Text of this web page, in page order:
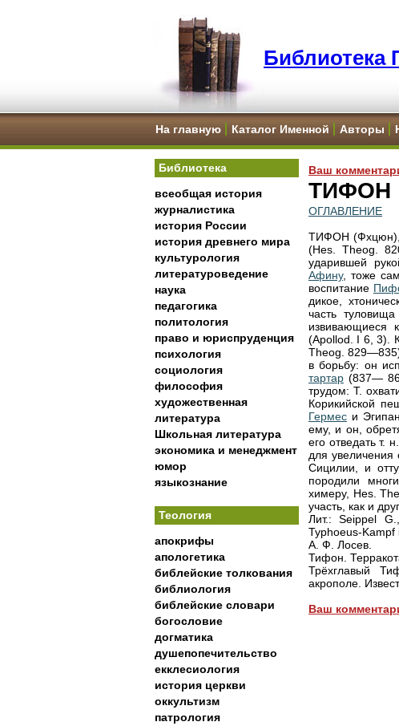
Библиотека
На главную Каталог Именной Авторы
Библиотека
всеобщая история
журналистика
история России
история древнего мира
культурология
литературоведение
наука
педагогика
политология
право и юриспруденция
психология
социология
философия
художественная
литература
Школьная литература
экономика и менеджмент
юмор
языкознание
Теология
апокрифы
апологетика
библейские толкования
библиология
библейские словари
богословие
догматика
душепопечительство
екклесиология
история церкви
оккультизм
патрология
Ваш
ТИФОН
ОГЛАВЛЕНИЕ
ТИФОН (Фхцюн),
(Hes. Theog.
ударившей
Афину, тоже
воспитание
дикое,
часть
извивающиеся
(Apollod. I 6, 3).
Theog.
в борьбу: он
тартар (837—
трудом: Т.
Корикийской
Гермес и
ему, и он,
его отведать т.
для
Сицилии, и
породили
химеру, Hes.
участь, как и
Лит.: Seippel
Typhoeus-
А. Ф. Лосев.
Тифон.
Трёхглавый
акрополе.
Ваш